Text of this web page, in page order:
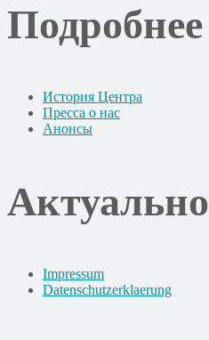
Подробнее
История Центра
Пресса о нас
Анонсы
Актуально
Impressum
Datenschutzerklaerung